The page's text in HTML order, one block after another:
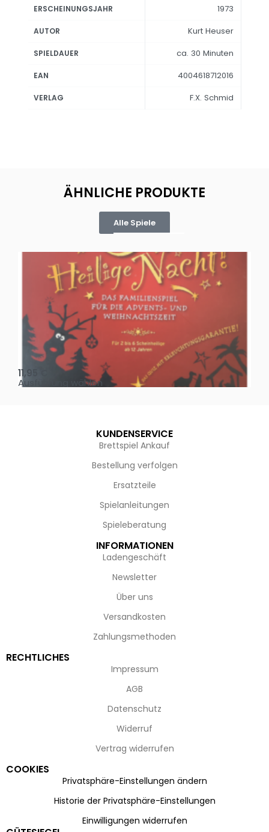
ERSCHEINUNGSJAHR 1973
AUTOR Kurt Heuser
SPIELDAUER ca. 30 Minuten
EAN 4004618712016
VERLAG F.X. Schmid
ÄHNLICHE PRODUKTE
Alle Spiele
Oh, heilige Nacht!
11,95
Ausführung wählen
KUNDENSERVICE
Brettspiel Ankauf
Bestellung verfolgen
Ersatzteile
Spielanleitungen
Spieleberatung
INFORMATIONEN
Ladengeschäft
Newsletter
Über uns
Versandkosten
Zahlungsmethoden
RECHTLICHES
Impressum
AGB
Datenschutz
Widerruf
Vertrag widerrufen
COOKIES
Privatsphäre-Einstellungen ändern
Historie der Privatsphäre-Einstellungen
Einwilligungen widerrufen